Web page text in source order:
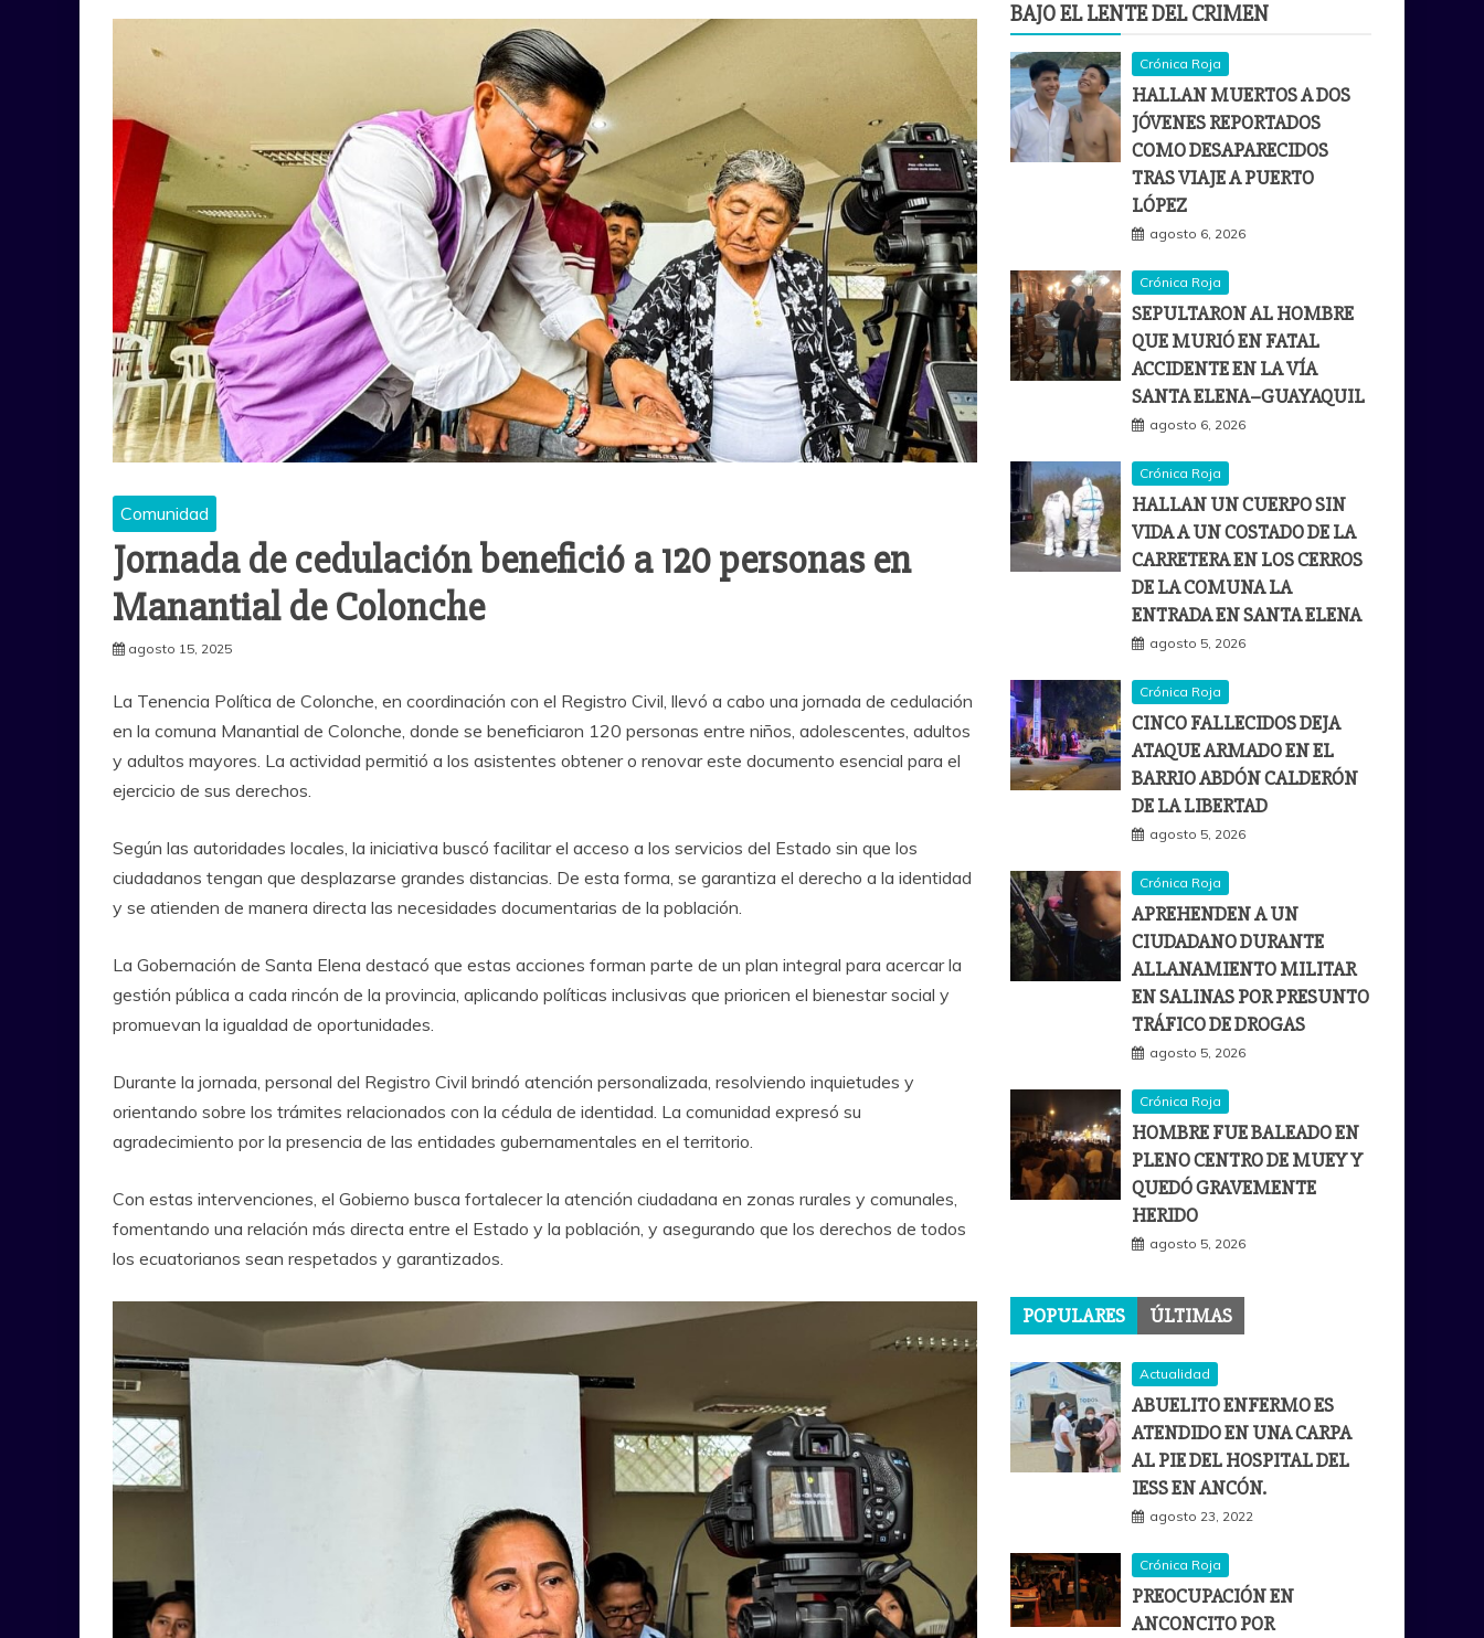
Comunidad
Jornada de cedulación benefició a 120 personas en
Manantial de Colonche
agosto 15, 2025
La Tenencia Política de Colonche, en coordinación con el Registro Civil, llevó a cabo una jornada de cedulación
en la comuna Manantial de Colonche, donde se beneficiaron 120 personas entre niños, adolescentes, adultos
y adultos mayores. La actividad permitió a los asistentes obtener o renovar este documento esencial para el
ejercicio de sus derechos.
Según las autoridades locales, la iniciativa buscó facilitar el acceso a los servicios del Estado sin que los
ciudadanos tengan que desplazarse grandes distancias. De esta forma, se garantiza el derecho a la identidad
y se atienden de manera directa las necesidades documentarias de la población.
La Gobernación de Santa Elena destacó que estas acciones forman parte de un plan integral para acercar la
gestión pública a cada rincón de la provincia, aplicando políticas inclusivas que prioricen el bienestar social y
promuevan la igualdad de oportunidades.
Durante la jornada, personal del Registro Civil brindó atención personalizada, resolviendo inquietudes y
orientando sobre los trámites relacionados con la cédula de identidad. La comunidad expresó su
agradecimiento por la presencia de las entidades gubernamentales en el territorio.
Con estas intervenciones, el Gobierno busca fortalecer la atención ciudadana en zonas rurales y comunales,
fomentando una relación más directa entre el Estado y la población, y asegurando que los derechos de todos
los ecuatorianos sean respetados y garantizados.
BAJO EL LENTE DEL CRIMEN
Crónica Roja
HALLAN MUERTOS A DOS
JÓVENES REPORTADOS
COMO DESAPARECIDOS
TRAS VIAJE A PUERTO
LÓPEZ
agosto 6, 2026
Crónica Roja
SEPULTARON AL HOMBRE
QUE MURIÓ EN FATAL
ACCIDENTE EN LA VÍA
SANTA ELENA–GUAYAQUIL
agosto 6, 2026
Crónica Roja
HALLAN UN CUERPO SIN
VIDA A UN COSTADO DE LA
CARRETERA EN LOS CERROS
DE LA COMUNA LA
ENTRADA EN SANTA ELENA
agosto 5, 2026
Crónica Roja
CINCO FALLECIDOS DEJA
ATAQUE ARMADO EN EL
BARRIO ABDÓN CALDERÓN
DE LA LIBERTAD
agosto 5, 2026
Crónica Roja
APREHENDEN A UN
CIUDADANO DURANTE
ALLANAMIENTO MILITAR
EN SALINAS POR PRESUNTO
TRÁFICO DE DROGAS
agosto 5, 2026
Crónica Roja
HOMBRE FUE BALEADO EN
PLENO CENTRO DE MUEY Y
QUEDÓ GRAVEMENTE
HERIDO
agosto 5, 2026
POPULARES ÚLTIMAS
Actualidad
ABUELITO ENFERMO ES
ATENDIDO EN UNA CARPA
AL PIE DEL HOSPITAL DEL
IESS EN ANCÓN.
agosto 23, 2022
Crónica Roja
PREOCUPACIÓN EN
ANCONCITO POR